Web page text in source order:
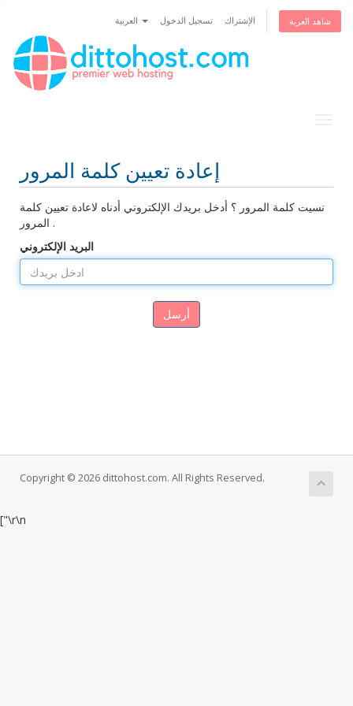
تسجيل الدخول الإشتراك شاهد العربة
إعادة تعيين كلمة المرور
نسيت كلمة المرور ؟ أدخل بريدك الإلكتروني أدناه لاعادة تعيين كلمة
المرور .
البريد الإلكتروني
أرسل
Copyright © 2026 dittohost.com. All Rights Reserved.
["\r\n